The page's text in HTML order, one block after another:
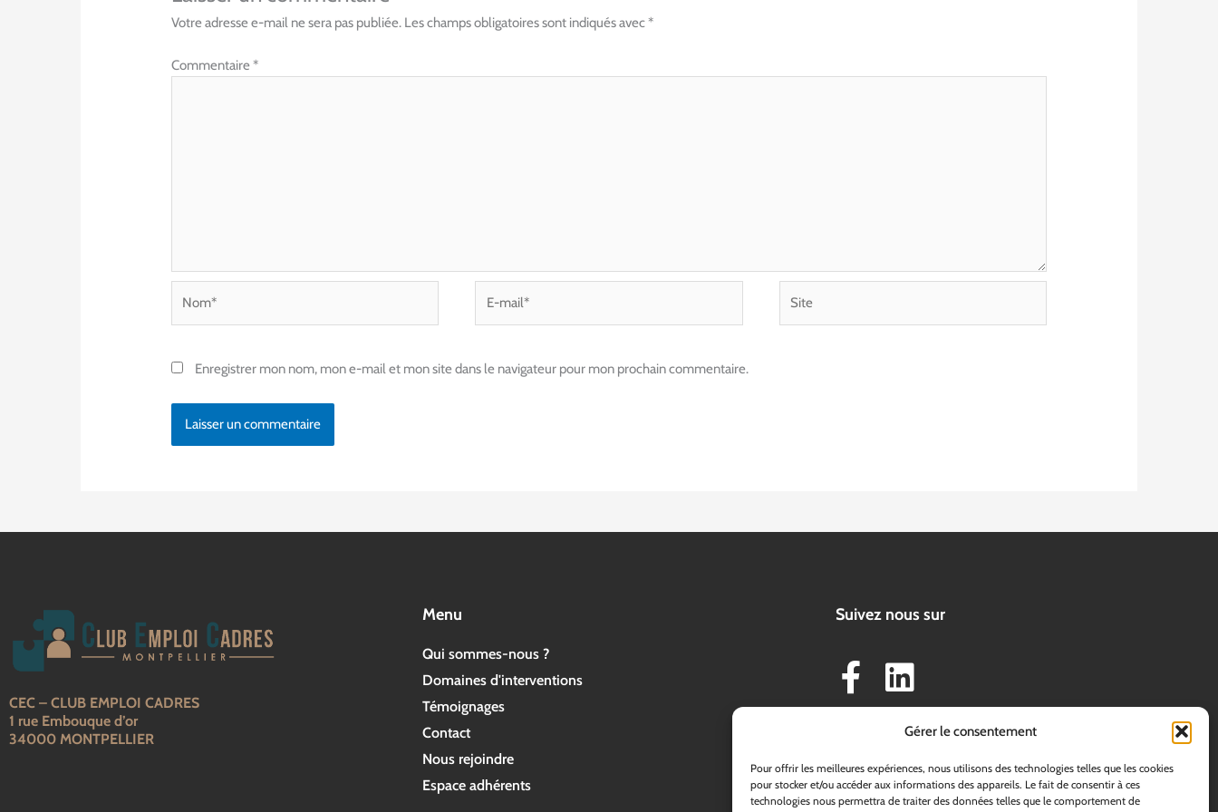
Gérer le consentement
Pour offrir les meilleures expériences, nous utilisons des technologies telles que les cookies
pour stocker et/ou accéder aux informations des appareils. Le fait de consentir à ces
technologies nous permettra de traiter des données telles que le comportement de
Votre adresse e-mail ne sera pas publiée. Les champs obligatoires sont indiqués avec*
Commentaire*
mail*
Enregistrer mon nom, mon e-mail et mon site dans le navigateur pour mon prochain commentaire.
CEC – CLUB EMPLOI CADRES
1 rue Embouque d’or
34000 MONTPELLIER
Menu
Qui sommes-nous ?
Domaines d'interventions
Témoignages
Contact
Nous rejoindre
Espace adhérents
Suivez nous sur
F
a
e
b
L
i
n
k
e